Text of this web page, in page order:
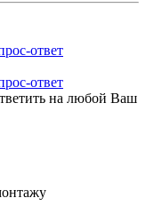
ответ
ответ
на любой Ваш